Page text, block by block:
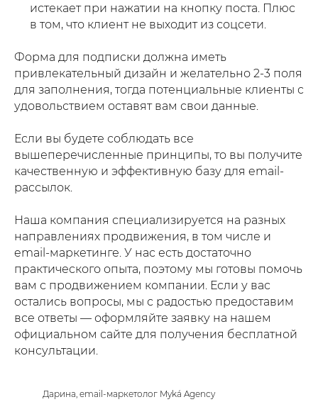
истекает при нажатии на кнопку поста. Плюс
в том, что клиент не выходит из соцсети.
Форма для подписки должна иметь
привлекательный дизайн и желательно 2-3 поля
для заполнения, тогда потенциальные клиенты с
удовольствием оставят вам свои данные.
Если вы будете соблюдать все
вышеперечисленные принципы, то вы получите
качественную и эффективную базу для email-
рассылок.
Наша компания специализируется на разных
направлениях продвижения, в том числе и
email-маркетинге. У нас есть достаточно
практического опыта, поэтому мы готовы помочь
вам с продвижением компании. Если у вас
остались вопросы, мы с радостью предоставим
все ответы — оформляйте заявку на нашем
официальном сайте для получения бесплатной
консультации.
Дарина, email-маркетолог Myká Agency